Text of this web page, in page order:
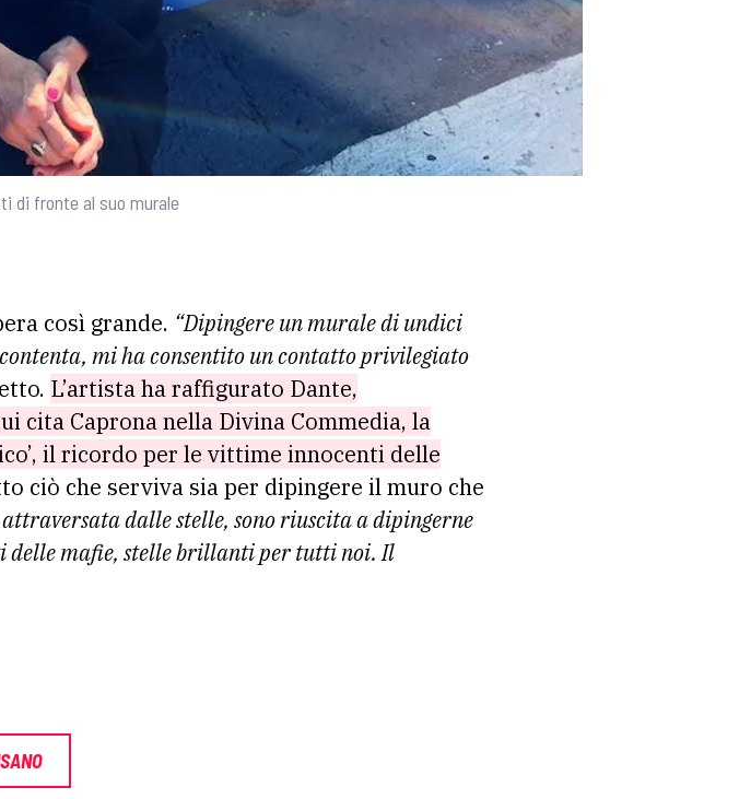
di fronte al suo murale
così grande. “Dipingere un murale di undici
mi ha consentito un contatto privilegiato
L’artista ha raffigurato Dante,
Caprona nella Divina Commedia, la
il ricordo per le vittime innocenti delle
ciò che serviva sia per dipingere il muro che
dalle stelle, sono riuscita a dipingerne
mafie, stelle brillanti per tutti noi. Il